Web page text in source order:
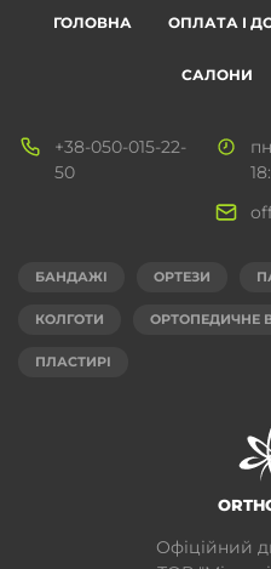
Офіційний
+38-050-015-22-
50
БАНДАЖІ ОРТЕЗИ
КОЛГОТИ ОРТОПЕДИЧНЕ
ПЛАСТИРІ
ГОЛОВНА ОПЛАТА І
САЛОНИ